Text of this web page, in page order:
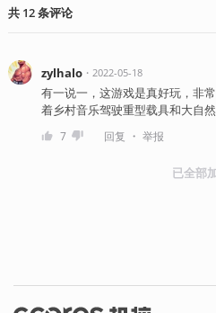
共 12条评论
zylhalo・ 2022-05-18
有一说一，这游戏是真好玩，非
着乡村音乐驾驶重型载具和大自
7 回复 ・ 举报
已全部